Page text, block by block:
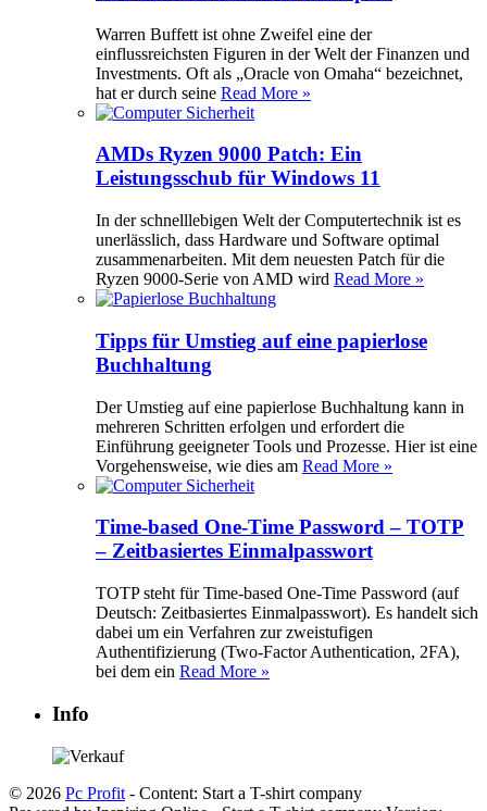
Warren Buffett ist ohne Zweifel eine der
einflussreichsten Figuren in der Welt der Finanzen und
Investments. Oft als „Oracle von Omaha“ bezeichnet,
hat er durch seine Read More »
AMDs Ryzen 9000 Patch: Ein
Leistungsschub für Windows 11
In der schnelllebigen Welt der Computertechnik ist es
unerlässlich, dass Hardware und Software optimal
zusammenarbeiten. Mit dem neuesten Patch für die
Ryzen 9000-Serie von AMD wird Read More »
Tipps für Umstieg auf eine papierlose
Buchhaltung
Der Umstieg auf eine papierlose Buchhaltung kann in
mehreren Schritten erfolgen und erfordert die
Einführung geeigneter Tools und Prozesse. Hier ist eine
Vorgehensweise, wie dies am Read More »
Time-based One-Time Password – TOTP
– Zeitbasiertes Einmalpasswort
TOTP steht für Time-based One-Time Password (auf
Deutsch: Zeitbasiertes Einmalpasswort). Es handelt sich
dabei um ein Verfahren zur zweistufigen
Authentifizierung (Two-Factor Authentication, 2FA),
bei dem ein Read More »
Info
© 2026 Pc Profit - Content: Start a T-shirt company